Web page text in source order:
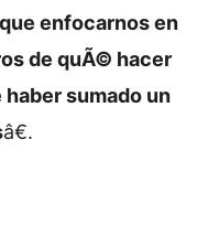
enfocarnos en
de quÃ© hacer
sumado un
â€.